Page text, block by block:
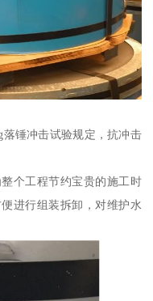
落锤冲击试验规定，抗冲击
个工程节约宝贵的施工时
进行组装拆卸，对维护水